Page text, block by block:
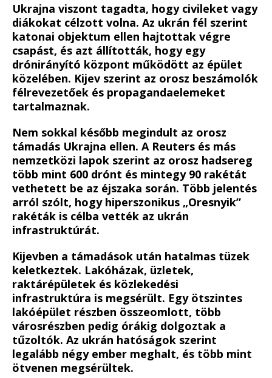
Ukrajna viszont tagadta, hogy civileket vagy
diákokat célzott volna. Az ukrán fél szerint
katonai objektum ellen hajtottak végre
csapást, és azt állították, hogy egy
drónirányító központ működött az épület
közelében. Kijev szerint az orosz beszámolók
félrevezetőek és propagandaelemeket
tartalmaznak.
Nem sokkal később megindult az orosz
támadás Ukrajna ellen. A Reuters és más
nemzetközi lapok szerint az orosz hadsereg
több mint 600 drónt és mintegy 90 rakétát
vethetett be az éjszaka során. Több jelentés
arról szólt, hogy hiperszonikus „Oresnyik”
rakéták is célba vették az ukrán
infrastruktúrát.
Kijevben a támadások után hatalmas tüzek
keletkeztek. Lakóházak, üzletek,
raktárépületek és közlekedési
infrastruktúra is megsérült. Egy ötszintes
lakóépület részben összeomlott, több
városrészben pedig órákig dolgoztak a
tűzoltók. Az ukrán hatóságok szerint
legalább négy ember meghalt, és több mint
ötvenen megsérültek.